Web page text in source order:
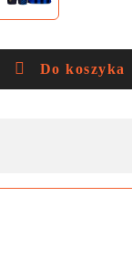
Do koszyka